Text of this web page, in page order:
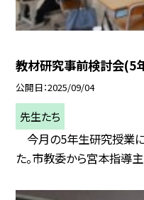
教材研究事前検討会(5
公開日 2025/09/04
先生たち
今月の5年生研究授業
た。市教委から宮本指導